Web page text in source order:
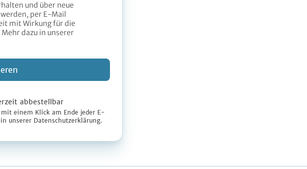
und über neue
per E-Mail
mit Wirkung für die
dazu in unserer
abbestellbar
einem Klick am Ende jeder E-
unserer Datenschutzerklärung.